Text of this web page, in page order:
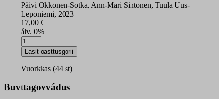
Päivi Okkonen-Sotka, Ann-Mari Sintonen, Tuula Uus-
Leponiemi, 2023
17,00 €
álv. 0%
Lohkoleaika
1
čakča
quantity
Lasit oasttusgorii
Vuorkkas (44 st)
Buvttagovvádus